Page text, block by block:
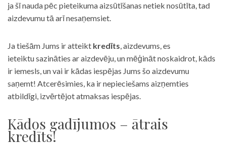
ja šī nauda pēc pieteikuma aizsūtīšanas netiek nosūtīta, tad
aizdevumu tā arī nesaņemsiet.
Ja tiešām Jums ir atteikt kredīts, aizdevums, es
ieteiktu sazināties ar aizdevēju, un mēģināt noskaidrot, kāds
ir iemesls, un vai ir kādas iespējas Jums šo aizdevumu
saņemt! Atcerēsimies, ka ir nepieciešams aizņemties
atbildīgi, izvērtējot atmaksas iespējas.
Kādos gadījumos – ātrais
kredīts!